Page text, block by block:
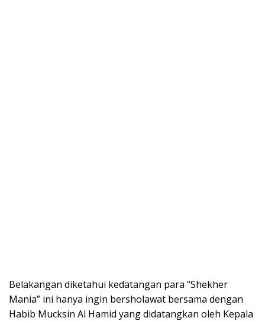
Belakangan diketahui kedatangan para “Shekher
Mania” ini hanya ingin bersholawat bersama dengan
Habib Mucksin Al Hamid yang didatangkan oleh Kepala